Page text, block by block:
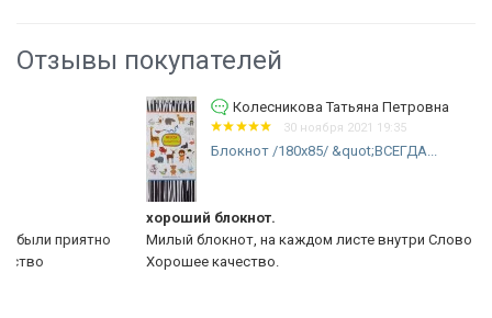
Отзывы покупателей
Колесникова Татьяна Петровна
30 ноября 2021 19:35
Блокнот /180х85/ &quot;ВСЕГДА...
хороший блокнот.
Милый блокнот, на каждом листе внутри Слово Божье.
Хорошее качество.